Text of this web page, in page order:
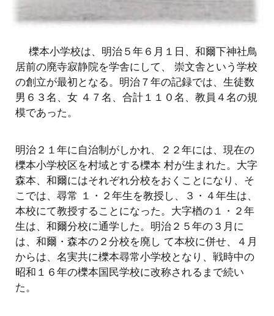
櫟本小学校は、明治５年６月１日、和爾下神社鳥
居前の廃寺寂静院を学舎にして、 崇文舎という学校
の創立が最初となる。明治７年の記録では、生徒数
男６３名、女 ４７名、合計１１０名、教員４名の規
模であった。
明治２１年に自治制がしかれ、２２年には、現在の
櫟本小学校区を村域とする櫟本 村が生まれた。大字
森本、和爾にはそれぞれ分校をおくことになり、そ
こでは、尋常 １・２年生を教授し、３・４年生は、
本校にて教授することになった。大字楢の１・２年
生は、和爾分校に通学した。明治２５年の３月に
は、和爾・森本の２分校を廃し て本校に併せ、４月
からは、名実共に櫟本尋常小学校となり、戦時中の
昭和１６年の櫟本国民学校に改称されるまで続い
た。